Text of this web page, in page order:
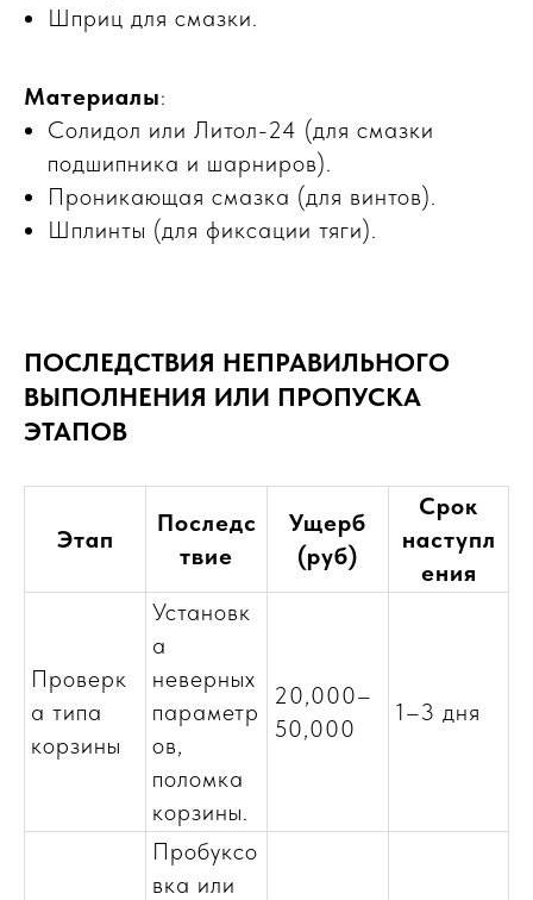
Шприц для смазки.
Материалы:
Солидол или Литол-24 (для смазки
подшипника и шарниров).
Проникающая смазка (для винтов).
Шплинты (для фиксации тяги).
ПОСЛЕДСТВИЯ НЕПРАВИЛЬНОГО
ВЫПОЛНЕНИЯ ИЛИ ПРОПУСКА
ЭТАПОВ
Этап
Последс
твие
Ущерб
(руб)
Срок
наступл
ения
Проверк
а типа
корзины
Установк
а
неверных
параметр
ов,
поломка
корзины.
20,000–
50,000
1–3 дня
Пробуксо
вка или